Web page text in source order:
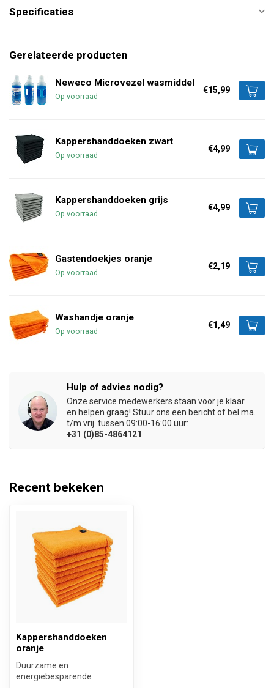
Specificaties
Gerelateerde producten
Neweco Microvezel wasmiddel
Op voorraad
€15,99
Kappershanddoeken zwart
Op voorraad
€4,99
Kappershanddoeken grijs
Op voorraad
€4,99
Gastendoekjes oranje
Op voorraad
€2,19
Washandje oranje
Op voorraad
€1,49
Hulp of advies nodig?
Onze service medewerkers staan voor je klaar
en helpen graag! Stuur ons een bericht of bel ma.
t/m vrij. tussen 09:00-16:00 uur:
+31 (0)85-4864121
Recent bekeken
Kappershanddoeken
oranje
Duurzame en
energiebesparende